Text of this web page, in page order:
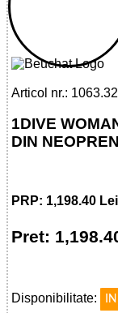
32785525351 -
OVERALL 5 MM
Articol nr.:
1DIVE
DIN
PRP: 1,198.40 Lei
Pret:
Disponibilitate: